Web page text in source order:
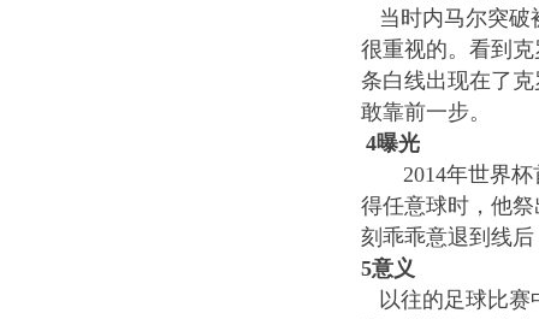
当时内马尔突
很重视的。看到
条白线出现在了
敢靠前一步。
4曝光
2014年世界杯
得任意球时，他
刻乖乖意退到线
5意义
以往的足球比